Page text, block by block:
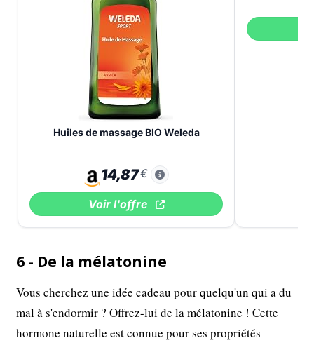
Huiles de massage BIO Weleda
14,87€
Voir l'offre
6 - De la mélatonine
Vous cherchez une idée cadeau pour quelqu'un qui a du
mal à s'endormir ? Offrez-lui de la mélatonine ! Cette
hormone naturelle est connue pour ses propriétés